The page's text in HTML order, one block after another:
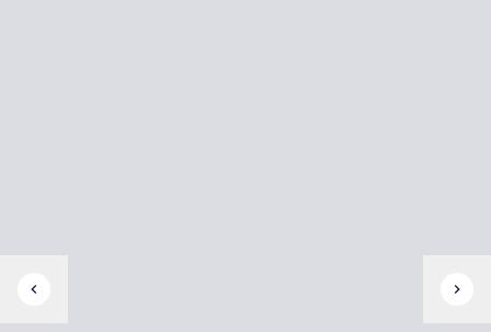
chevron_left chevron_right